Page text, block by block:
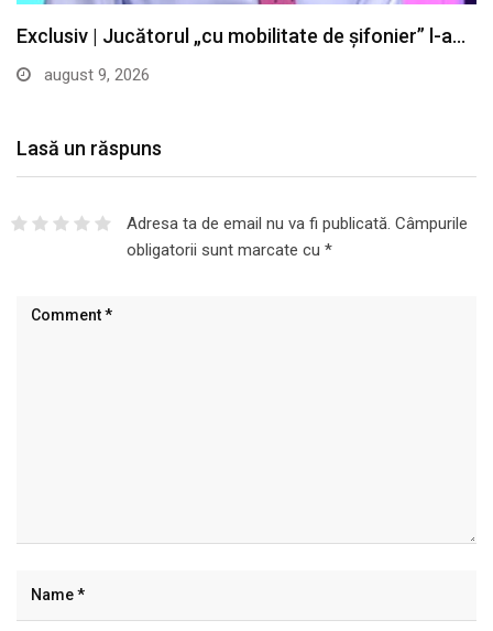
Exclusiv | Jucătorul „cu mobilitate de șifonier” l-a…
august 9, 2026
Lasă un răspuns
Adresa ta de email nu va fi publicată. Câmpurile
obligatorii sunt marcate cu *